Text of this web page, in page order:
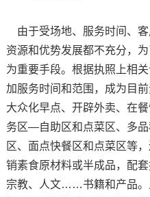
由于受场地、服务时间、
资源和优势发展都不充分，
为重要手段。根据执照上相
加服务时间和范围，成为目
大众化早点、开辟外卖、在
务区—自助区和点菜区、多
区、面点快餐区和点菜区等
销素食原材料或半成品，配
宗教、人文……书籍和产品。